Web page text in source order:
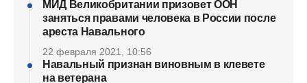
МИД Великобритании призовет ООН
заняться правами человека в России после
ареста Навального
22 февраля 2021, 10:56
Навальный признан виновным в клевете
на ветерана